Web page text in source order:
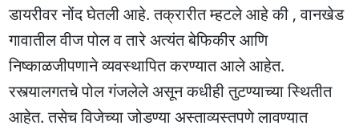
डायरीवर नोंद घेतली आहे. तक्रारीत म्हटले आहे की , वानखेड
गावातील वीज पोल व तारे अत्यंत बेफिकीर आणि
निष्काळजीपणाने व्यवस्थापित करण्यात आले आहेत.
रस्त्यालगतचे पोल गंजलेले असून कधीही तुटण्याच्या स्थितीत
आहेत. तसेच विजेच्या जोडण्या अस्ताव्यस्तपणे लावण्यात